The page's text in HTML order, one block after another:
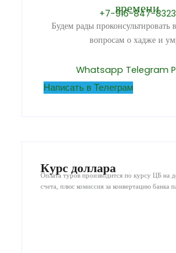
времени
+7-916-847-8323
Будем рады
вопросам о хадже и
Whatsapp Telegram
Написать в Телеграм
Курс доллара
Оплата туров производится по курсу ЦБ на
счета, плюс комиссия за конвертацию банка